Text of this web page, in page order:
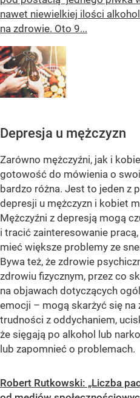
nawet niewielkiej ilości
na zdrowie. Oto 9...
Depresja u mężczyzn
Zarówno mężczyźni, jak i
gotowość do mówienia o
bardzo różna. Jest to jeden z
depresji u mężczyzn i kobiet
Mężczyźni z depresją mogą
i tracić zainteresowanie
mieć większe problemy ze
Bywa też, że zdrowie
zdrowiu fizycznym, przez co
na objawach dotyczących
emocji – mogą skarżyć się na
trudności z oddychaniem,
że sięgają po alkohol lub
lub zapomnieć o problemach.
Robert Rutkowski: „Liczba